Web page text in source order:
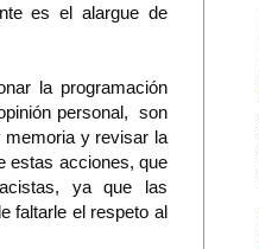
es el alargue de
la programación
personal, son
memoria y revisar la
estas acciones, que
ya que las
faltarle el respeto al